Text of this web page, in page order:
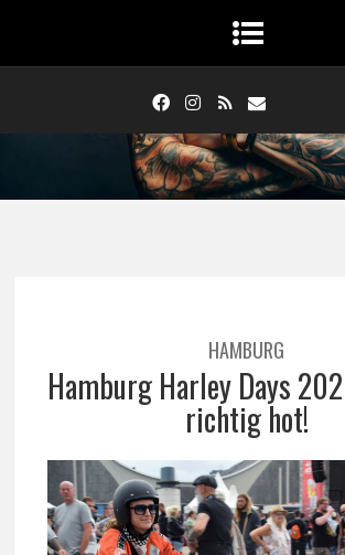
HAMBURG
Hamburg Harley Days
richtig hot!